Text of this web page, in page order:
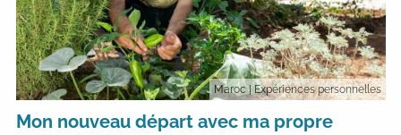
Maroc| Expériences personnelles
Mon nouveau départ avec ma propre